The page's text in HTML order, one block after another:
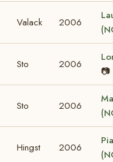
Valack 2006
Sto 2006
📷
Sto 2006
Hingst 2006